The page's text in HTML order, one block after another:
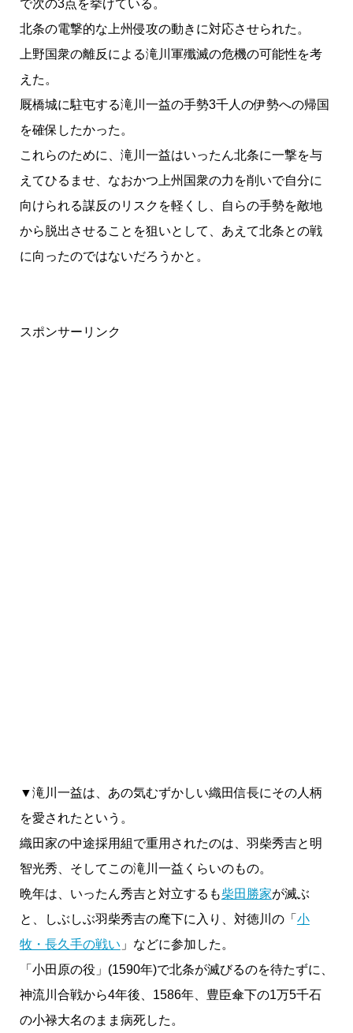
で次の3点を挙げている。
北条の電撃的な上州侵攻の動きに対応させられた。
上野国衆の離反による滝川軍殲滅の危機の可能性を考
えた。
厩橋城に駐屯する滝川一益の手勢3千人の伊勢への帰国
を確保したかった。
これらのために、滝川一益はいったん北条に一撃を与
えてひるませ、なおかつ上州国衆の力を削いで自分に
向けられる謀反のリスクを軽くし、自らの手勢を敵地
から脱出させることを狙いとして、あえて北条との戦
に向ったのではないだろうかと。
スポンサーリンク
▼滝川一益は、あの気むずかしい織田信長にその人柄
を愛されたという。
織田家の中途採用組で重用されたのは、羽柴秀吉と明
智光秀、そしてこの滝川一益くらいのもの。
晩年は、いったん秀吉と対立するも柴田勝家が滅ぶ
と、しぶしぶ羽柴秀吉の麾下に入り、対徳川の「 小
牧・長久手の戦い 」などに参加した。
「小田原の役」(1590年)で北条が滅びるのを待たずに、
神流川合戦から4年後、1586年、豊臣傘下の1万5千石
の小禄大名のまま病死した。